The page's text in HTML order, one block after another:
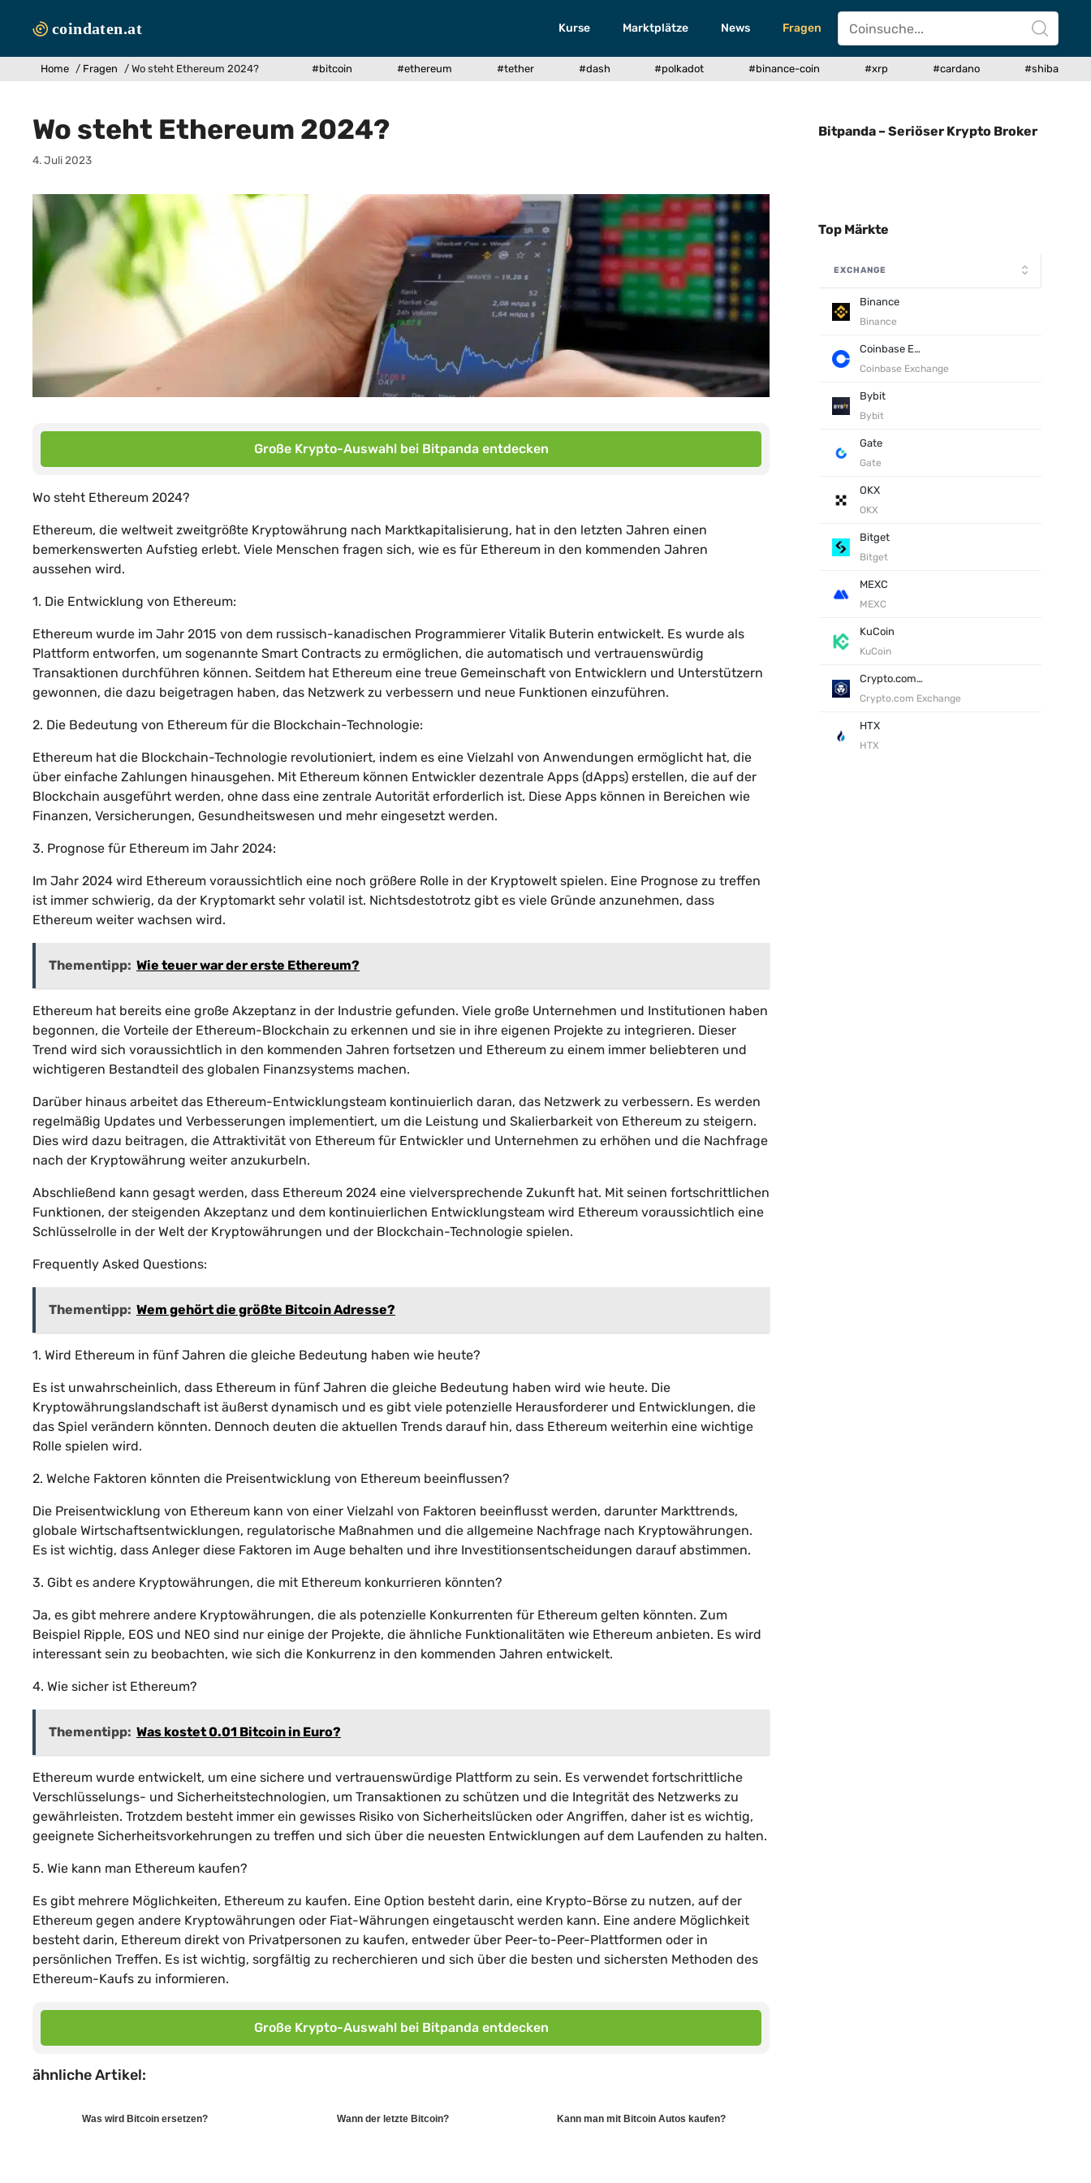
Inhalt
Kurse Marktplätze News Fragen
Home / Fragen / Wo steht Ethereum 2024? #bitcoin #ethereum #tether #dash #polkadot #binance-coin #xrp #cardano #shiba
Wo steht Ethereum 2024?
4. Juli 2023
Große Krypto-Auswahl bei Bitpanda entdecken
Wo steht Ethereum 2024?
Ethereum, die weltweit zweitgrößte Kryptowährung nach Marktkapitalisierung, hat in den letzten Jahren einen
bemerkenswerten Aufstieg erlebt. Viele Menschen fragen sich, wie es für Ethereum in den kommenden Jahren
aussehen wird.
1. Die Entwicklung von Ethereum:
Ethereum wurde im Jahr 2015 von dem russisch-kanadischen Programmierer Vitalik Buterin entwickelt. Es wurde als
Plattform entworfen, um sogenannte Smart Contracts zu ermöglichen, die automatisch und vertrauenswürdig
Transaktionen durchführen können. Seitdem hat Ethereum eine treue Gemeinschaft von Entwicklern und Unterstützern
gewonnen, die dazu beigetragen haben, das Netzwerk zu verbessern und neue Funktionen einzuführen.
2. Die Bedeutung von Ethereum für die Blockchain-Technologie:
Ethereum hat die Blockchain-Technologie revolutioniert, indem es eine Vielzahl von Anwendungen ermöglicht hat, die
über einfache Zahlungen hinausgehen. Mit Ethereum können Entwickler dezentrale Apps (dApps) erstellen, die auf der
Blockchain ausgeführt werden, ohne dass eine zentrale Autorität erforderlich ist. Diese Apps können in Bereichen wie
Finanzen, Versicherungen, Gesundheitswesen und mehr eingesetzt werden.
3. Prognose für Ethereum im Jahr 2024:
Im Jahr 2024 wird Ethereum voraussichtlich eine noch größere Rolle in der Kryptowelt spielen. Eine Prognose zu treffen
ist immer schwierig, da der Kryptomarkt sehr volatil ist. Nichtsdestotrotz gibt es viele Gründe anzunehmen, dass
Ethereum weiter wachsen wird.
Thementipp: Wie teuer war der erste Ethereum?
Ethereum hat bereits eine große Akzeptanz in der Industrie gefunden. Viele große Unternehmen und Institutionen haben
begonnen, die Vorteile der Ethereum-Blockchain zu erkennen und sie in ihre eigenen Projekte zu integrieren. Dieser
Trend wird sich voraussichtlich in den kommenden Jahren fortsetzen und Ethereum zu einem immer beliebteren und
wichtigeren Bestandteil des globalen Finanzsystems machen.
Darüber hinaus arbeitet das Ethereum-Entwicklungsteam kontinuierlich daran, das Netzwerk zu verbessern. Es werden
regelmäßig Updates und Verbesserungen implementiert, um die Leistung und Skalierbarkeit von Ethereum zu steigern.
Dies wird dazu beitragen, die Attraktivität von Ethereum für Entwickler und Unternehmen zu erhöhen und die Nachfrage
nach der Kryptowährung weiter anzukurbeln.
Abschließend kann gesagt werden, dass Ethereum 2024 eine vielversprechende Zukunft hat. Mit seinen fortschrittlichen
Funktionen, der steigenden Akzeptanz und dem kontinuierlichen Entwicklungsteam wird Ethereum voraussichtlich eine
Schlüsselrolle in der Welt der Kryptowährungen und der Blockchain-Technologie spielen.
Frequently Asked Questions:
Thementipp: Wem gehört die größte Bitcoin Adresse?
1. Wird Ethereum in fünf Jahren die gleiche Bedeutung haben wie heute?
Es ist unwahrscheinlich, dass Ethereum in fünf Jahren die gleiche Bedeutung haben wird wie heute. Die
Kryptowährungslandschaft ist äußerst dynamisch und es gibt viele potenzielle Herausforderer und Entwicklungen, die
das Spiel verändern könnten. Dennoch deuten die aktuellen Trends darauf hin, dass Ethereum weiterhin eine wichtige
Rolle spielen wird.
2. Welche Faktoren könnten die Preisentwicklung von Ethereum beeinflussen?
Die Preisentwicklung von Ethereum kann von einer Vielzahl von Faktoren beeinflusst werden, darunter Markttrends,
globale Wirtschaftsentwicklungen, regulatorische Maßnahmen und die allgemeine Nachfrage nach Kryptowährungen.
Es ist wichtig, dass Anleger diese Faktoren im Auge behalten und ihre Investitionsentscheidungen darauf abstimmen.
3. Gibt es andere Kryptowährungen, die mit Ethereum konkurrieren könnten?
Ja, es gibt mehrere andere Kryptowährungen, die als potenzielle Konkurrenten für Ethereum gelten könnten. Zum
Beispiel Ripple, EOS und NEO sind nur einige der Projekte, die ähnliche Funktionalitäten wie Ethereum anbieten. Es wird
interessant sein zu beobachten, wie sich die Konkurrenz in den kommenden Jahren entwickelt.
4. Wie sicher ist Ethereum?
Thementipp: Was kostet 0.01 Bitcoin in Euro?
Ethereum wurde entwickelt, um eine sichere und vertrauenswürdige Plattform zu sein. Es verwendet fortschrittliche
Verschlüsselungs- und Sicherheitstechnologien, um Transaktionen zu schützen und die Integrität des Netzwerks zu
gewährleisten. Trotzdem besteht immer ein gewisses Risiko von Sicherheitslücken oder Angriffen, daher ist es wichtig,
geeignete Sicherheitsvorkehrungen zu treffen und sich über die neuesten Entwicklungen auf dem Laufenden zu halten.
5. Wie kann man Ethereum kaufen?
Es gibt mehrere Möglichkeiten, Ethereum zu kaufen. Eine Option besteht darin, eine Krypto-Börse zu nutzen, auf der
Ethereum gegen andere Kryptowährungen oder Fiat-Währungen eingetauscht werden kann. Eine andere Möglichkeit
besteht darin, Ethereum direkt von Privatpersonen zu kaufen, entweder über Peer-to-Peer-Plattformen oder in
persönlichen Treffen. Es ist wichtig, sorgfältig zu recherchieren und sich über die besten und sichersten Methoden des
Ethereum-Kaufs zu informieren.
Große Krypto-Auswahl bei Bitpanda entdecken
ähnliche Artikel:
Was wird Bitcoin ersetzen? Wann der letzte Bitcoin? Kann man mit Bitcoin Autos kaufen?
Bitpanda – Seriöser Krypto Broker
Top Märkte
EXCHANGE
Binance
Binance
Coinbase Exchange
Coinbase Exchange
Bybit
Bybit
Gate
Gate
OKX
OKX
Bitget
Bitget
MEXC
MEXC
KuCoin
KuCoin
Crypto.com Exchange
Crypto.com Exchange
HTX
HTX